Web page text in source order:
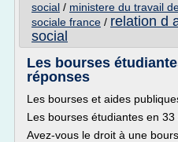
social / ministere du travail
sociale france / relation d
social
Les bourses
réponses
Les bourses et aides
Les bourses étudiantes en
Avez-vous le droit à une